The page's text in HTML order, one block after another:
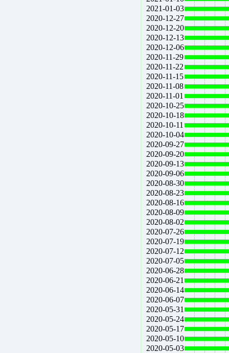
2021-01-03
2020-12-27
2020-12-20
2020-12-13
2020-12-06
2020-11-29
2020-11-22
2020-11-15
2020-11-08
2020-11-01
2020-10-25
2020-10-18
2020-10-11
2020-10-04
2020-09-27
2020-09-20
2020-09-13
2020-09-06
2020-08-30
2020-08-23
2020-08-16
2020-08-09
2020-08-02
2020-07-26
2020-07-19
2020-07-12
2020-07-05
2020-06-28
2020-06-21
2020-06-14
2020-06-07
2020-05-31
2020-05-24
2020-05-17
2020-05-10
2020-05-03